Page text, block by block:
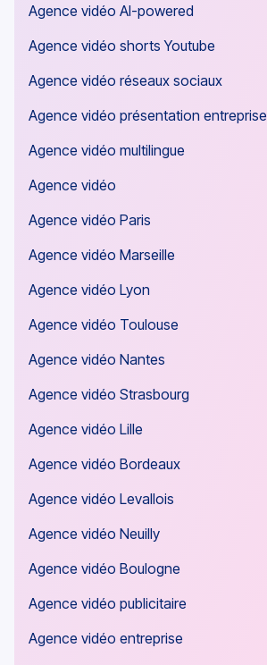
Agence vidéo AI-powered
Agence vidéo shorts Youtube
Agence vidéo réseaux sociaux
Agence vidéo présentation entreprise
Agence vidéo multilingue
Agence vidéo
Agence vidéo Paris
Agence vidéo Marseille
Agence vidéo Lyon
Agence vidéo Toulouse
Agence vidéo Nantes
Agence vidéo Strasbourg
Agence vidéo Lille
Agence vidéo Bordeaux
Agence vidéo Levallois
Agence vidéo Neuilly
Agence vidéo Boulogne
Agence vidéo publicitaire
Agence vidéo entreprise